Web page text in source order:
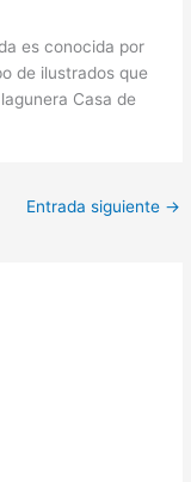
es conocida por
de ilustrados que
Casa de
Entrada siguiente →